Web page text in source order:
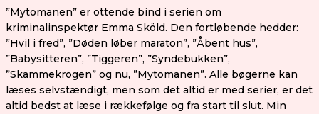
”Mytomanen” er ottende bind i serien om
kriminalinspektør Emma Sköld. Den fortløbende hedder:
”Hvil i fred”, ”Døden løber maraton”, ”Åbent hus”,
”Babysitteren”, ”Tiggeren”, ”Syndebukken”,
”Skammekrogen” og nu, ”Mytomanen”. Alle bøgerne kan
læses selvstændigt, men som det altid er med serier, er det
altid bedst at læse i rækkefølge og fra start til slut. Min